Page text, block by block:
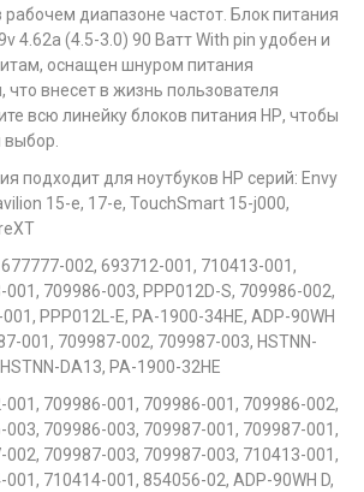
диапазоне частот. Блок питания
4.62a (4.5-3.0) 90 Ватт With pin удобен и
оснащен шнуром питания
что внесет в жизнь пользователя
всю линейку блоков питания НР, чтобы
подходит для ноутбуков HP серий: Envy
15-e, 17-e, TouchSmart 15-j000,
677777-002, 693712-001, 710413-001,
709986-003, PPP012D-S, 709986-002,
PPP012L-E, PA-1900-34HE, ADP-90WH
001, 709987-002, 709987-003, HSTNN-
DA13, PA-1900-32HE
709986-001, 709986-001, 709986-002,
709986-003, 709987-001, 709987-001,
709987-003, 709987-003, 710413-001,
710414-001, 854056-02, ADP-90WH D,